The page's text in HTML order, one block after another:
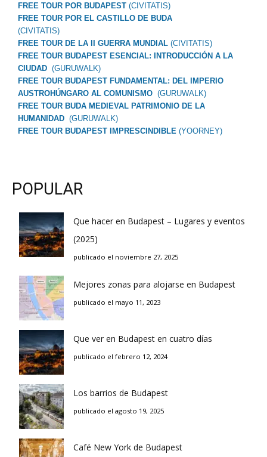
FREE TOUR POR BUDAPEST (CIVITATIS)
FREE TOUR POR EL CASTILLO DE BUDA
(CIVITATIS)
FREE TOUR DE LA II GUERRA MUNDIAL (CIVITATIS)
FREE TOUR BUDAPEST ESENCIAL: INTRODUCCIÓN A LA
CIUDAD (GURUWALK)
FREE TOUR BUDAPEST FUNDAMENTAL: DEL IMPERIO
AUSTROHÚNGARO AL COMUNISMO (GURUWALK)
FREE TOUR BUDA MEDIEVAL PATRIMONIO DE LA
HUMANIDAD (GURUWALK)
FREE TOUR BUDAPEST IMPRESCINDIBLE (YOORNEY)
POPULAR
Que hacer en Budapest – Lugares y eventos
(2025)
publicado el noviembre 27, 2025
Mejores zonas para alojarse en Budapest
publicado el mayo 11, 2023
Que ver en Budapest en cuatro días
publicado el febrero 12, 2024
Los barrios de Budapest
publicado el agosto 19, 2025
Café New York de Budapest